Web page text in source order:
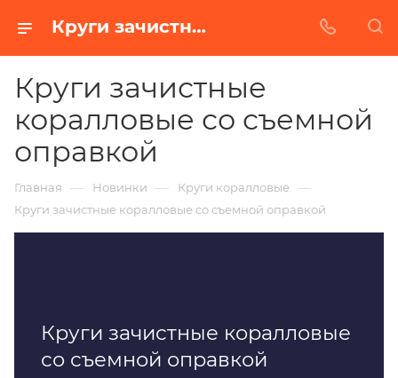
Круги зачистные коралловые со съемной оправкой купить от завода БАЗ в Белгороде
Круги зачистные
коралловые со съемной
оправкой
Главная — Новинки — Круги коралловые —
Круги зачистные коралловые со съемной оправкой
Круги зачистные коралловые
со съемной оправкой